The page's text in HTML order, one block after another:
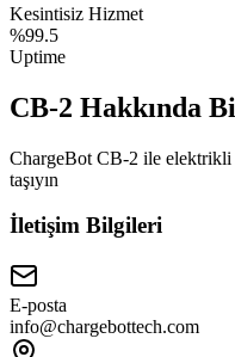
Kesintisiz Hizmet
%99.5
Uptime
CB-2 Hakkında
ChargeBot CB-2 ile elektrikli
taşıyın
İletişim Bilgileri
E-posta
info@chargebottech.com